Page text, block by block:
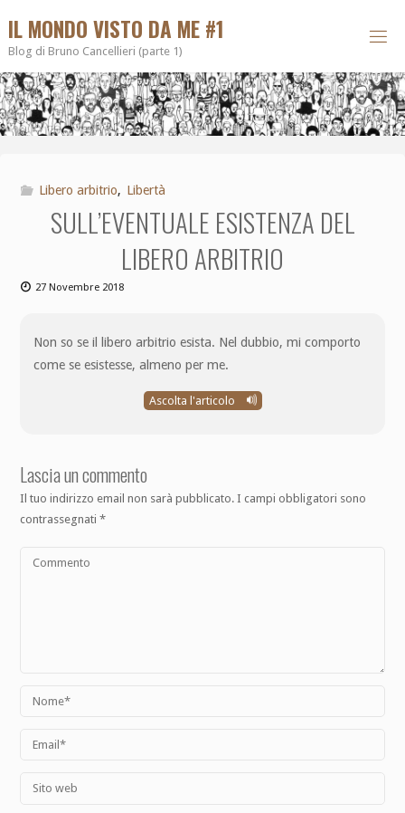
IL MONDO VISTO DA ME #1
Blog di Bruno Cancellieri (parte 1)
Libero arbitrio, Libertà
SULL’EVENTUALE ESISTENZA DEL
LIBERO ARBITRIO
27 Novembre 2018
Non so se il libero arbitrio esista. Nel dubbio, mi comporto
come se esistesse, almeno per me.
Ascolta l'articolo
Lascia un commento
Il tuo indirizzo email non sarà pubblicato. I campi obbligatori sono
contrassegnati*